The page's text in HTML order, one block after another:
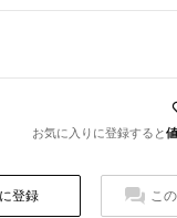
お気に入りに登録すると
登録 こ